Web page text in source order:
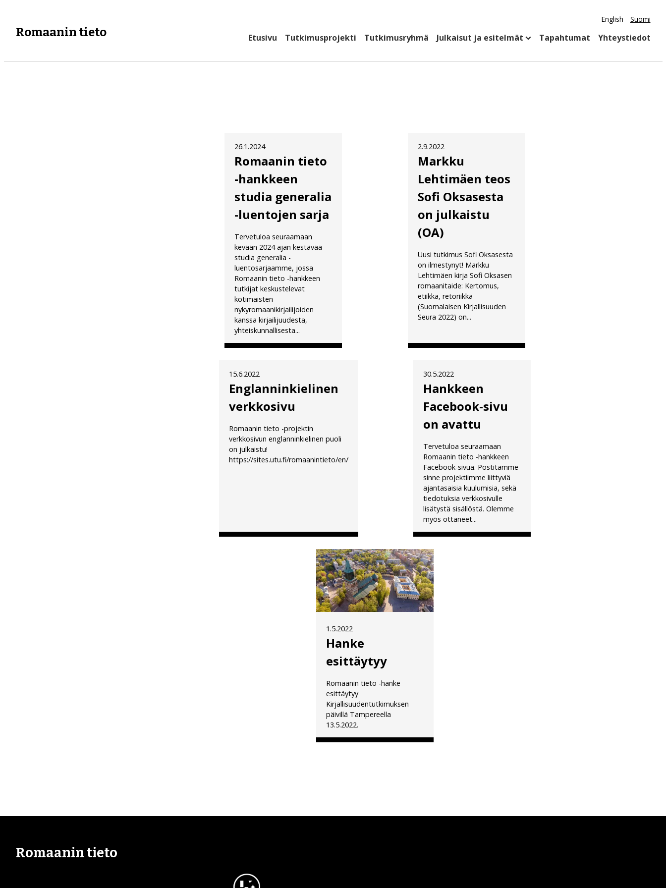
Romaanin tieto
English Suomi
Etusivu Tutkimusprojekti Tutkimusryhmä Julkaisut ja esitelmät Tapahtumat Yhteystiedot
26.1.2024
Romaanin tieto
-hankkeen
studia generalia
-luentojen sarja
Tervetuloa seuraamaan
kevään 2024 ajan kestävää
studia generalia -
luentosarjaamme, jossa
Romaanin tieto -hankkeen
tutkijat keskustelevat
kotimaisten
nykyromaanikirjailijoiden
kanssa kirjailijuudesta,
yhteiskunnallisesta...
2.9.2022
Markku
Lehtimäen teos
Sofi Oksasesta
on julkaistu
(OA)
Uusi tutkimus Sofi Oksasesta
on ilmestynyt! Markku
Lehtimäen kirja Sofi Oksasen
romaanitaide: Kertomus,
etiikka, retoriikka
(Suomalaisen Kirjallisuuden
Seura 2022) on...
15.6.2022
Englanninkielinen
verkkosivu
Romaanin tieto -projektin
verkkosivun englanninkielinen puoli
on julkaistu!
https://sites.utu.fi/romaanintieto/en/
30.5.2022
Hankkeen
Facebook-sivu
on avattu
Tervetuloa seuraamaan
Romaanin tieto -hankkeen
Facebook-sivua. Postitamme
sinne projektiimme liittyviä
ajantasaisia kuulumisia, sekä
tiedotuksia verkkosivulle
lisätystä sisällöstä. Olemme
myös ottaneet...
1.5.2022
Hanke
esittäytyy
Romaanin tieto -hanke
esittäytyy
Kirjallisuudentutkimuksen
päivillä Tampereella
13.5.2022.
Romaanin tieto